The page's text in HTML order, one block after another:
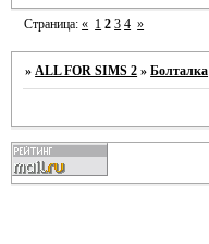
Страница:« 1 2 3 4 »
»ALL FOR SIMS 2 »Болталка